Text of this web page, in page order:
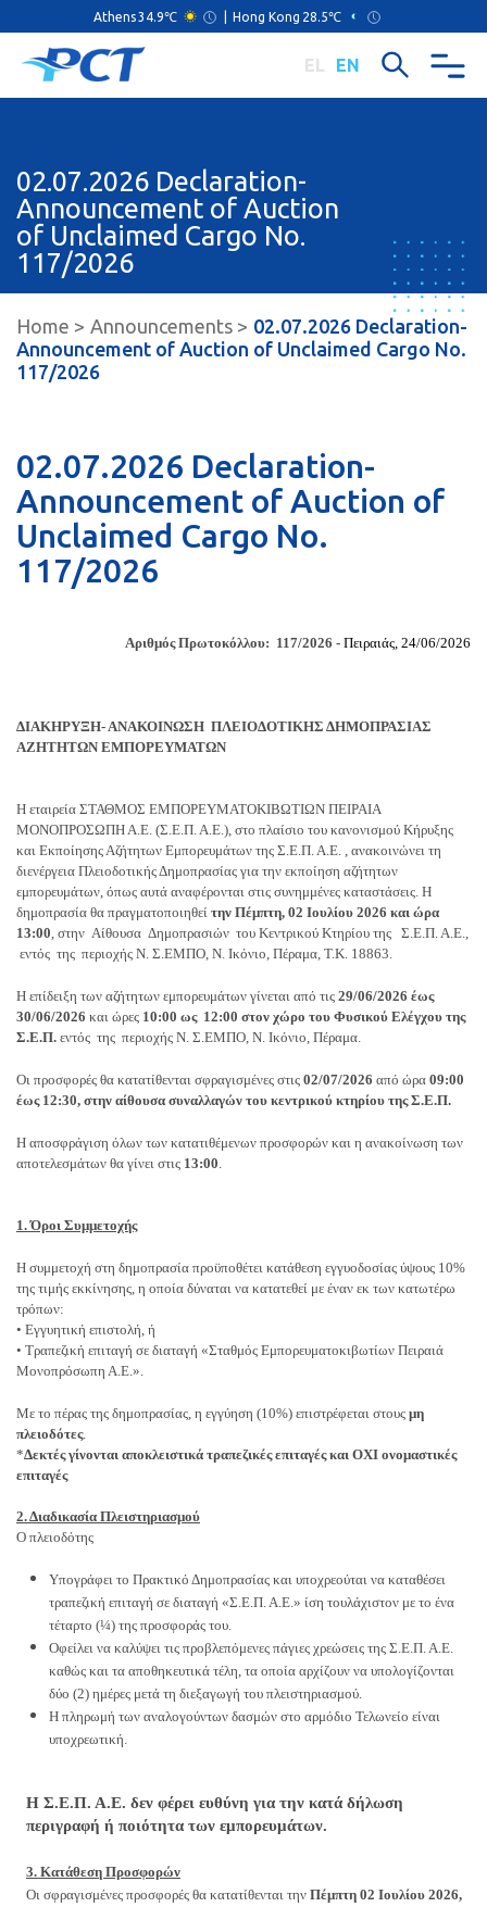
Athens34.9℃ Hong Kong 28.5℃
EL EN
02.07.2026 Declaration-
Announcement of Auction
of Unclaimed Cargo No.
117/2026
Home Announcements
02.07.2026 Declaration-
Announcement of Auction of Unclaimed Cargo No.
117/2026
02.07.2026 Declaration-
Announcement of Auction of
Unclaimed Cargo No.
117/2026
Αριθμός Πρωτοκόλλου: 117/2026 - Πειραιάς, 24/06/2026
ΔΙΑΚΗΡΥΞΗ- ΑΝΑΚΟΙΝΩΣΗ ΠΛΕΙΟΔΟΤΙΚΗΣ ΔΗΜΟΠΡΑΣΙΑΣ
ΑΖΗΤΗΤΩΝ ΕΜΠΟΡΕΥΜΑΤΩΝ
Η εταιρεία ΣΤΑΘΜΟΣ ΕΜΠΟΡΕΥΜΑΤΟΚΙΒΩΤΙΩΝ ΠΕΙΡΑΙΑ
ΜΟΝΟΠΡΟΣΩΠΗ Α.Ε. (Σ.Ε.Π. Α.Ε.), στο πλαίσιο του κανονισμού Κήρυξης
και Εκποίησης Αζήτητων Εμπορευμάτων της Σ.Ε.Π. Α.Ε. , ανακοινώνει τη
διενέργεια Πλειοδοτικής Δημοπρασίας για την εκποίηση αζήτητων
εμπορευμάτων, όπως αυτά αναφέρονται στις συνημμένες καταστάσεις. Η
δημοπρασία θα πραγματοποιηθεί την Πέμπτη, 02 Ιουλίου 2026 και ώρα
13:00 , στην Αίθουσα Δημοπρασιών του Κεντρικού Κτηρίου της Σ.Ε.Π. Α.Ε.,
εντός της περιοχής Ν. Σ.ΕΜΠΟ, Ν. Ικόνιο, Πέραμα, Τ.Κ. 18863.
Η επίδειξη των αζήτητων εμπορευμάτων γίνεται από τις 29/06/2026 έως
30/06/2026 και ώρες 10:00 ως 12:00 στον χώρο του Φυσικού Ελέγχου της
Σ.Ε.Π. εντός της περιοχής Ν. Σ.ΕΜΠΟ, Ν. Ικόνιο, Πέραμα.
Οι προσφορές θα κατατίθενται σφραγισμένες στις 02/07/2026 από ώρα 09:00
έως 12:30, στην αίθουσα συναλλαγών του κεντρικού κτηρίου της Σ.Ε.Π.
Η αποσφράγιση όλων των κατατιθέμενων προσφορών και η ανακοίνωση των
αποτελεσμάτων θα γίνει στις 13:00
1. Όροι Συμμετοχής
Η συμμετοχή στη δημοπρασία προϋποθέτει κατάθεση εγγυοδοσίας ύψους 10%
της τιμής εκκίνησης, η οποία δύναται να κατατεθεί με έναν εκ των κατωτέρω
τρόπων:
• Εγγυητική επιστολή, ή
• Τραπεζική επιταγή σε διαταγή «Σταθμός Εμπορευματοκιβωτίων Πειραιά
Μονοπρόσωπη Α.Ε.».
Με το πέρας της δημοπρασίας, η εγγύηση (10%) επιστρέφεται στους μη
πλειοδότες.
*Δεκτές γίνονται αποκλειστικά τραπεζικές επιταγές και ΟΧΙ ονομαστικές
επιταγές
2. Διαδικασία Πλειστηριασμού
Ο πλειοδότης
Υπογράφει το Πρακτικό Δημοπρασίας και υποχρεούται να καταθέσει
τραπεζική επιταγή σε διαταγή «Σ.Ε.Π. Α.Ε.» ίση τουλάχιστον με το ένα
τέταρτο (¼) της προσφοράς του.
Οφείλει να καλύψει τις προβλεπόμενες πάγιες χρεώσεις της Σ.Ε.Π. Α.Ε.
καθώς και τα αποθηκευτικά τέλη, τα οποία αρχίζουν να υπολογίζονται
δύο (2) ημέρες μετά τη διεξαγωγή του πλειστηριασμού.
Η πληρωμή των αναλογούντων δασμών στο αρμόδιο Τελωνείο είναι
υποχρεωτική.
Η Σ.Ε.Π. Α.Ε. δεν φέρει ευθύνη για την κατά δήλωση
περιγραφή ή ποιότητα των εμπορευμάτων.
3. Κατάθεση Προσφορών
Οι σφραγισμένες προσφορές θα κατατίθενται την Πέμπτη 02 Ιουλίου 2026,